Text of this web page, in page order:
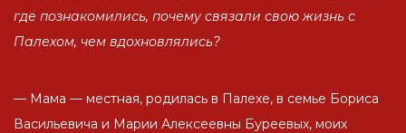
где познакомились, почему связали свою жизнь с
Палехом, чем вдохновлялись?
— Мама — местная, родилась в Палехе, в семье Бориса
Васильевича и Марии Алексеевны Буреевых, моих